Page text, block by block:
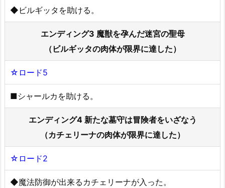
◆ビルギッタを助ける。
エンディング3 魔獣を孕んだ迷宮の聖母
（ビルギッタの肉体が限界に達した）
☆ロード5
■シャールカを助ける。
エンディング4 新たな墓守は冒険者をいざなう
（カチェリーナの肉体が限界に達した）
☆ロード2
◆魔法防御が出来るカチェリーナが入った。